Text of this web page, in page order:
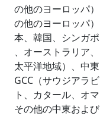
の他のヨーロッパ
の他のヨーロッパ
本、韓国、シンガ
、オーストラリア
太平洋地域）、中
GCC（サウジアラ
ト、カタール、オ
その他の中東およ